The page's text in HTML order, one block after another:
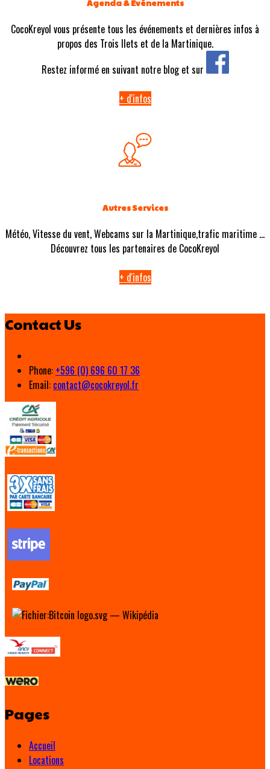
Agenda & Evénements
CocoKreyol vous présente tous les événements et dernières infos à
propos des Trois Ilets et de la Martinique.
Restez informé en suivant notre blog et sur
+ d'infos
Autres Services
Météo, Vitesse du vent, Webcams sur la Martinique,trafic maritime ...
Découvrez tous les partenaires de CocoKreyol
+ d'infos
Contact Us
Phone: +596 (0) 696 60 17 36
Email: contact@cocokreyol.fr
Pages
Accueil
Locations